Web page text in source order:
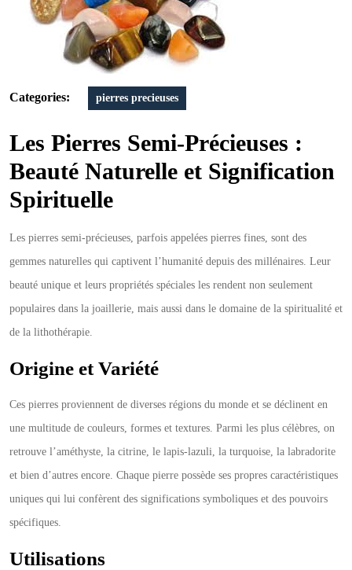
Spirituel
et
Categories: pierres precieuses
Les Pierres Semi-Précieuses :
Beauté Naturelle et Signification
Spirituelle
Les pierres semi-précieuses, parfois appelées pierres fines, sont des
gemmes naturelles qui captivent l’humanité depuis des millénaires. Leur
beauté unique et leurs propriétés spéciales les rendent non seulement
populaires dans la joaillerie, mais aussi dans le domaine de la spiritualité et
de la lithothérapie.
Origine et Variété
Ces pierres proviennent de diverses régions du monde et se déclinent en
une multitude de couleurs, formes et textures. Parmi les plus célèbres, on
retrouve l’améthyste, la citrine, le lapis-lazuli, la turquoise, la labradorite
et bien d’autres encore. Chaque pierre possède ses propres caractéristiques
uniques qui lui confèrent des significations symboliques et des pouvoirs
spécifiques.
Utilisations